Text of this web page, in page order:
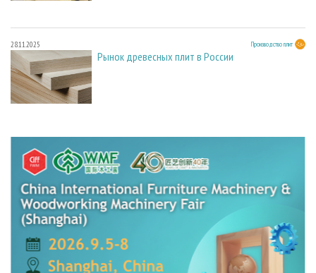
28.11.2025 Производство плит
Рынок древесных плит в России